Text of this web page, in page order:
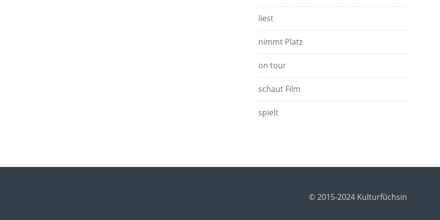
liest
nimmt Platz
on tour
schaut Film
spielt
© 2015-2024 Kulturfüchsin